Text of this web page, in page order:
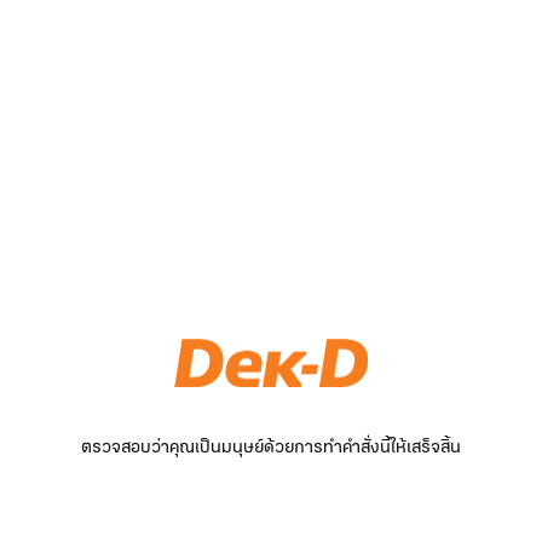
ตรวจสอบว่าคุณเป็นมนุษย์ด้วยการทำคำสั่งนี้ให้เสร็จสิ้น